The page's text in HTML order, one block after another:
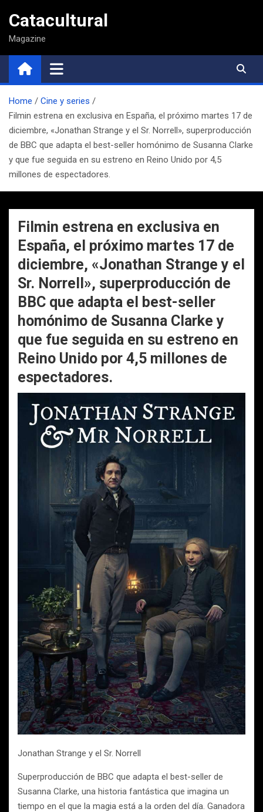
contenido
Catacultural
Magazine
Home
Cine y series
Filmin estrena en exclusiva en España, el próximo martes 17 de
diciembre, «Jonathan Strange y el Sr. Norrell», superproducción
de BBC que adapta el best-seller homónimo de Susanna Clarke
y que fue seguida en su estreno en Reino Unido por 4,5
millones de espectadores.
Filmin estrena en exclusiva en
España, el próximo martes 17 de
diciembre, «Jonathan Strange y el
Sr. Norrell», superproducción de
BBC que adapta el best-seller
homónimo de Susanna Clarke y
que fue seguida en su estreno en
Reino Unido por 4,5 millones de
espectadores.
Jonathan Strange y el Sr. Norrell
Superproducción de BBC que adapta el best-seller de
Susanna Clarke, una historia fantástica que imagina un
tiempo en el que la magia está a la orden del día. Ganadora